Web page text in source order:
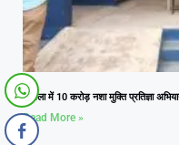
आमला में 10 करोड़ नशा मुक्ति प्रतिज्ञा
Read More »